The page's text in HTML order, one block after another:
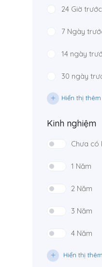
24 Giờ trước
7 Ngày
14 ngày
30 ngày
Hiển thị thêm
Kinh nghiệm
Chưa có
1 Năm
2 Năm
3 Năm
4 Năm
Hiển thị thêm